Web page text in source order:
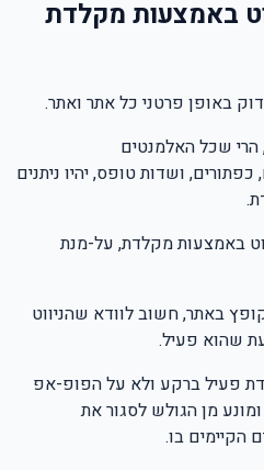
באמצעות מקלדת
באופן פרטני כל אתר ואתר.
הרי שכל האלמנטים
ושדות טופס, יהיו ניתנים
באמצעות מקלדת, על-מנת
באתר, חשוב לוודא שהניווט
שהוא פעיל.
פעיל ברקע ולא על הפופ-אפ
מן הגולש לסגור את
הקיימים בו.